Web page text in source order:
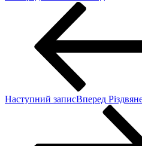
Наступний записВперед